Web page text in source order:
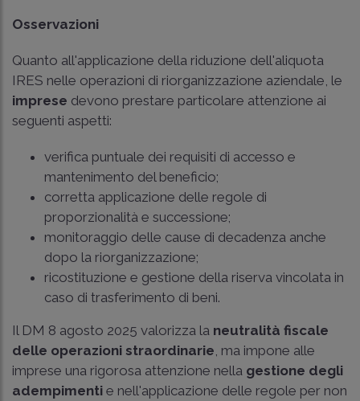
Osservazioni
Quanto all'applicazione della riduzione dell'aliquota
IRES nelle operazioni di riorganizzazione aziendale, le
imprese devono prestare particolare attenzione ai
seguenti aspetti:
verifica puntuale dei requisiti di accesso e
mantenimento del beneficio;
corretta applicazione delle regole di
proporzionalità e successione;
monitoraggio delle cause di decadenza anche
dopo la riorganizzazione;
ricostituzione e gestione della riserva vincolata in
caso di trasferimento di beni.
Il DM 8 agosto 2025 valorizza la neutralità fiscale
delle operazioni straordinarie , ma impone alle
imprese una rigorosa attenzione nella gestione degli
adempimenti e nell'applicazione delle regole per non